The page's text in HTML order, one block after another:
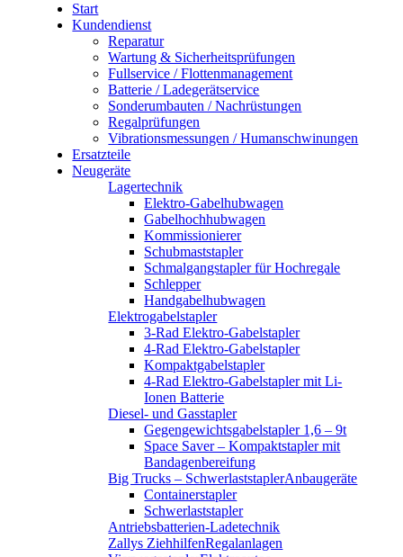
Start
Kundendienst
Reparatur
Wartung & Sicherheitsprüfungen
Fullservice / Flottenmanagement
Batterie / Ladegerätservice
Sonderumbauten / Nachrüstungen
Regalprüfungen
Vibrationsmessungen / Humanschwinungen
Ersatzteile
Neugeräte
Lagertechnik
Elektro-Gabelhubwagen
Gabelhochhubwagen
Kommissionierer
Schubmaststapler
Schmalgangstapler für Hochregale
Schlepper
Handgabelhubwagen
Elektrogabelstapler
3-Rad Elektro-Gabelstapler
4-Rad Elektro-Gabelstapler
Kompaktgabelstapler
4-Rad Elektro-Gabelstapler mit Li-
Ionen Batterie
Diesel- und Gasstapler
Gegengewichtsgabelstapler 1,6 – 9t
Space Saver – Kompaktstapler mit
Bandagenbereifung
Big Trucks – Schwerlaststapler
Containerstapler
Schwerlaststapler
Anbaugeräte
Antriebsbatterien-Ladetechnik
Zallys ZiehhilfenRegalanlagen